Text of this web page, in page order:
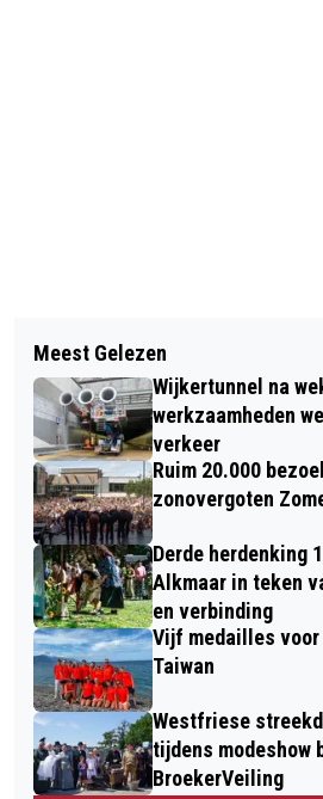
GRUPPO SPORTIVO
MET LAATSTE SHOW IN
TWEE AUTO’S FORS
AANRIJDING IN
Meest Gelezen
Wijkertunnel na
werkzaamheden
verkeer
Ruim 20.000
zonovergoten
Derde herdenking
Alkmaar in teken
en verbinding
Vijf medailles voor
Taiwan
Westfriese
tijdens modeshow
BroekerVeiling